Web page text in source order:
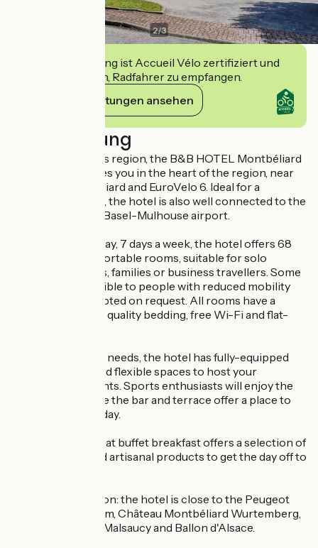
2/3
Diese Einrichtung ist Accueil Vélo zertifiziert und
verpflichtet sich, Radfahrer zu empfangen.
Ihre Verpflichtungen ansehen
Beschreibung
Visiting the Doubs region, the B&B HOTEL Montbéliard
Sochaux welcomes you in the heart of the region, near
Sochaux, Montbéliard and EuroVelo 6. Ideal for a
stopover or a stay, the hotel is also well connected to the
TGV stations and Basel-Mulhouse airport.
Open 24 hours a day, 7 days a week, the hotel offers 68
modern and comfortable rooms, suitable for solo
travellers, couples, families or business travellers. Some
rooms are accessible to people with reduced mobility
and pets are accepted on request. All rooms have a
private bathroom, quality bedding, free Wi-Fi and flat-
For your business needs, the hotel has fully-equipped
seminar rooms and flexible spaces to host your
meetings and events. Sports enthusiasts will enjoy the
fitness room, while the bar and terrace offer a place to
relax after a busy day.
The all-you-can-eat buffet breakfast offers a selection of
fresh, regional and artisanal products to get the day off to
Discover the region: the hotel is close to the Peugeot
Adventure Museum, Château Montbéliard Wurtemberg,
Base Nautique du Malsaucy and Ballon d'Alsace.